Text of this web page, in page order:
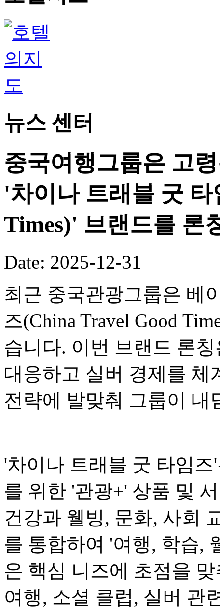
뉴스 센터
중국여행그룹은 고
'차이나 트래블 굿
Times)' 브랜드를 론
Date: 2025-12-31
최근 중국관광그룹은 베
즈(China Travel Good
습니다. 이번 브랜드 론
대응하고 실버 경제를 체
전략에 발맞춰 그룹이 내
'차이나 트래블 굿 타임
를 위한 '관광+' 상품 및
건강과 웰빙, 문화, 사회
를 통합하여 '여행, 학습,
은 핵심 니즈에 초점을
여행, 소셜 클럽, 실버 관